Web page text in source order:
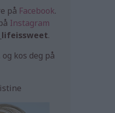
på Facebook.
Instagram
.
kos deg på